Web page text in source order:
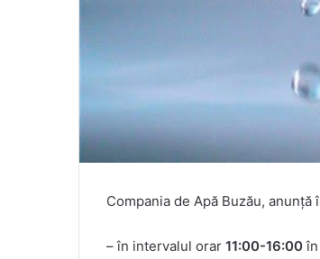
Compania de Apă Buzău,
– în intervalul orar 11:00-16:00în